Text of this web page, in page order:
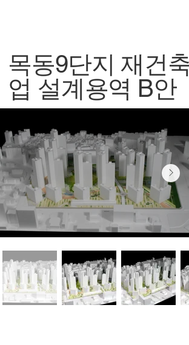
목동9단지 재건
업 설계용역 B안